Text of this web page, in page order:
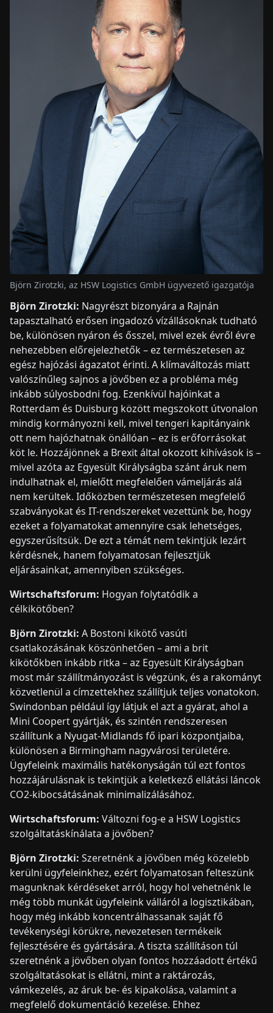
Björn Zirotzki, az HSW Logistics GmbH ügyvezető igazgatója
Björn Zirotzki: Nagyrészt bizonyára a Rajnán
tapasztalható erősen ingadozó vízállásoknak tudható
be, különösen nyáron és ősszel, mivel ezek évről évre
nehezebben előrejelezhetők – ez természetesen az
egész hajózási ágazatot érinti. A klímaváltozás miatt
valószínűleg sajnos a jövőben ez a probléma még
inkább súlyosbodni fog. Ezenkívül hajóinkat a
Rotterdam és Duisburg között megszokott útvonalon
mindig kormányozni kell, mivel tengeri kapitányaink
ott nem hajózhatnak önállóan – ez is erőforrásokat
köt le. Hozzájönnek a Brexit által okozott kihívások is –
mivel azóta az Egyesült Királyságba szánt áruk nem
indulhatnak el, mielőtt megfelelően vámeljárás alá
nem kerültek. Időközben természetesen megfelelő
szabványokat és IT-rendszereket vezettünk be, hogy
ezeket a folyamatokat amennyire csak lehetséges,
egyszerűsítsük. De ezt a témát nem tekintjük lezárt
kérdésnek, hanem folyamatosan fejlesztjük
eljárásainkat, amennyiben szükséges.
Wirtschaftsforum: Hogyan folytatódik a
célkikötőben?
Björn Zirotzki: A Bostoni kikötő vasúti
csatlakozásának köszönhetően – ami a brit
kikötőkben inkább ritka – az Egyesült Királyságban
most már szállítmányozást is végzünk, és a rakományt
közvetlenül a címzettekhez szállítjuk teljes vonatokon.
Swindonban például így látjuk el azt a gyárat, ahol a
Mini Coopert gyártják, és szintén rendszeresen
szállítunk a Nyugat-Midlands fő ipari központjaiba,
különösen a Birmingham nagyvárosi területére.
Ügyfeleink maximális hatékonyságán túl ezt fontos
hozzájárulásnak is tekintjük a keletkező ellátási láncok
CO2-kibocsátásának minimalizálásához.
Wirtschaftsforum: Változni fog-e a HSW Logistics
szolgáltatáskínálata a jövőben?
Björn Zirotzki: Szeretnénk a jövőben még közelebb
kerülni ügyfeleinkhez, ezért folyamatosan felteszünk
magunknak kérdéseket arról, hogy hol vehetnénk le
még több munkát ügyfeleink válláról a logisztikában,
hogy még inkább koncentrálhassanak saját fő
tevékenységi körükre, nevezetesen termékeik
fejlesztésére és gyártására. A tiszta szállításon túl
szeretnénk a jövőben olyan fontos hozzáadott értékű
szolgáltatásokat is ellátni, mint a raktározás,
vámkezelés, az áruk be- és kipakolása, valamint a
megfelelő dokumentáció kezelése. Ehhez